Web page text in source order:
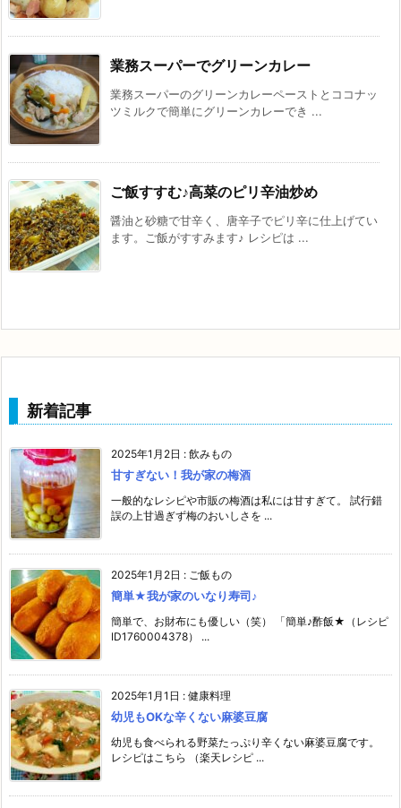
業務スーパーでグリーンカレー
業務スーパーのグリーンカレーペーストとココナッ
ツミルクで簡単にグリーンカレーでき ...
ご飯すすむ♪高菜のピリ辛油炒め
醤油と砂糖で甘辛く、唐辛子でピリ辛に仕上げてい
ます。ご飯がすすみます♪ レシピは ...
新着記事
2025年1月2日 : 飲みもの
甘すぎない！我が家の梅酒
一般的なレシピや市販の梅酒は私には甘すぎて。 試行錯
誤の上甘過ぎず梅のおいしさを ...
2025年1月2日 : ご飯もの
簡単★我が家のいなり寿司♪
簡単で、お財布にも優しい（笑） 「簡単♪酢飯★（レシピ
ID1760004378） ...
2025年1月1日 : 健康料理
幼児もOKな辛くない麻婆豆腐
幼児も食べられる野菜たっぷり辛くない麻婆豆腐です。
レシピはこちら （楽天レシピ ...